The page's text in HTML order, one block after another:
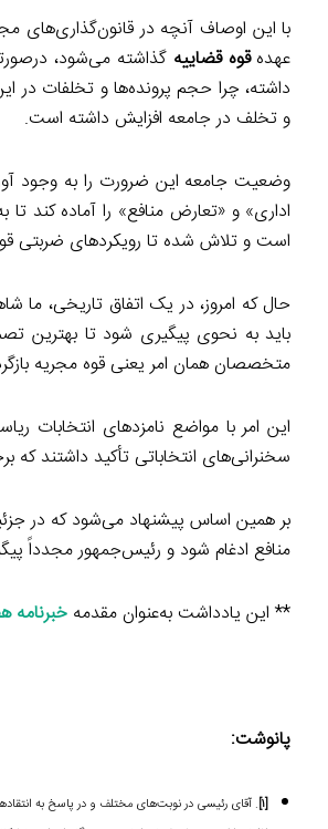
با این اوصاف آنچه در قانون‌گذاری‌های
عهدهقوه قضاییه گذاشته می‌شود،
داشته، چرا حجم پرونده‌ها و تخلفات در
و تخلف در جامعه افزایش داشته است.
وضعیت جامعه این ضرورت را به وجود
اداری» و «تعارض منافع» را آماده کند
است و تلاش شده تا رویکردهای ضربتی
حال که امروز، در یک اتفاق تاریخی،
باید به نحوی پیگیری شود تا بهترین
متخصصان همان امر یعنی قوه مجریه
این امر با مواضع نامزدهای انتخابات
سخنرانی‌های انتخاباتی تأکید داشتند
بر همین اساس پیشنهاد می‌شود که در
منافع ادغام شود و رئیس‌جمهور مجدداً
** این یادداشت به‌عنوان مقدمه خبرنامه
پانوشت:
[۱]